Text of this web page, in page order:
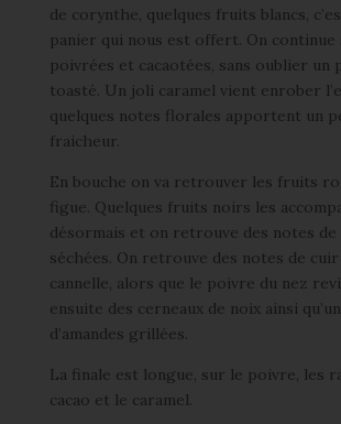
de corynthe, quelques fruits blancs,
panier qui nous est offert. On continue
poivrées et cacaotées, sans oublier un
toasté. Un joli caramel vient enrober
quelques notes florales apportent un
fraicheur.
En bouche on va retrouver les fruits
figue. Quelques fruits noirs les
désormais et on retrouve des notes de
séchées. On retrouve des notes de
cannelle, alors que le poivre du nez
ensuite des cerneaux de noix ainsi
d’amandes grillées.
La finale est longue, sur le poivre, les
cacao et le caramel.